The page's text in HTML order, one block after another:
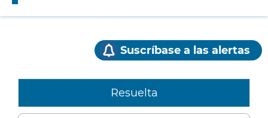
Suscríbase a las alertas
Resuelta